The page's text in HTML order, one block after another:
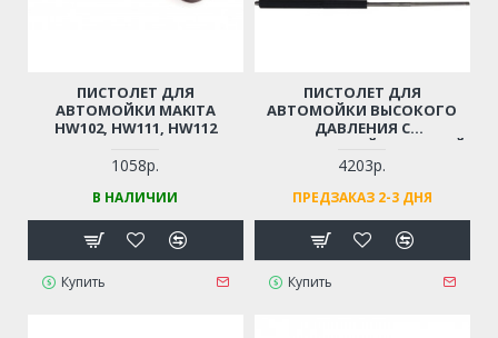
ПИСТОЛЕТ ДЛЯ
АВТОМОЙКИ MAKITA
HW102, HW111, HW112
1058р.
В НАЛИЧИИ
Купить
ПИСТОЛЕТ ДЛЯ
АВТОМОЙКИ ВЫСОКОГО
ДАВЛЕНИЯ С
НЕРЖАВЕЮЩЕЙ СТАЛЬНОЙ
ТРУБОЙ
(ПРОФЕССИОНАЛЬНЫЙ,
РЕЗЬБА М14)
4203р.
ПРЕДЗАКАЗ 2-3 ДНЯ
Купить